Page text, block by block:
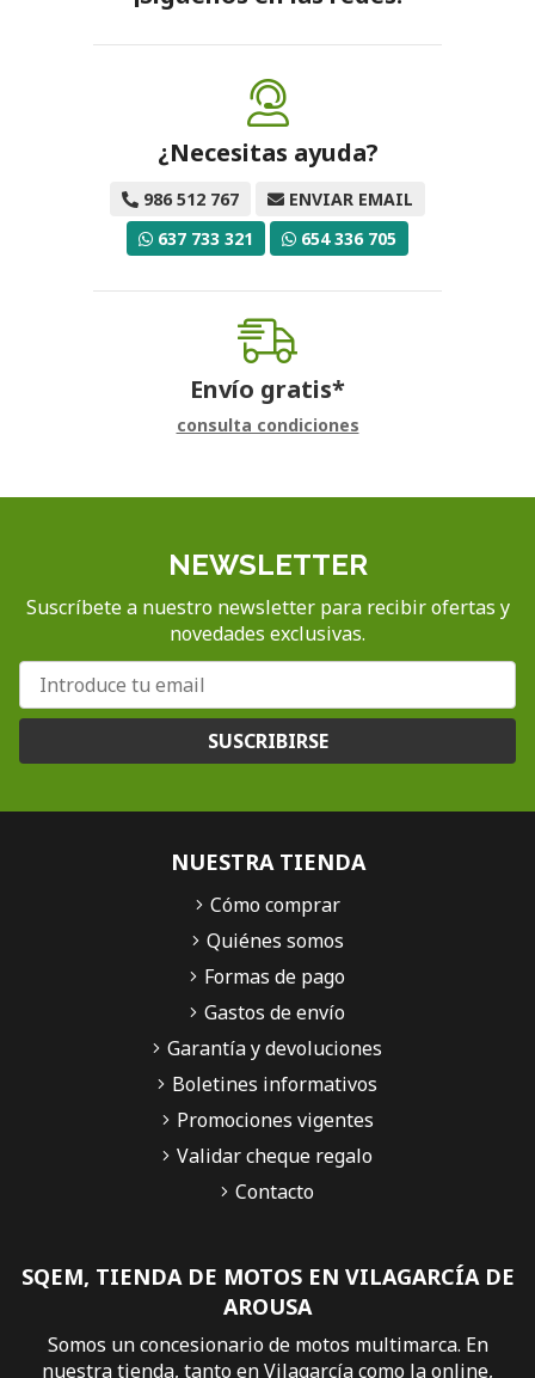
¿Necesitas ayuda?
986 512 767
ENVIAR EMAIL
637 733 321
654 336 705
Envío gratis*
consulta condiciones
NEWSLETTER
Suscríbete a nuestro newsletter para recibir ofertas y
novedades exclusivas.
SUSCRIBIRSE
SQEM, TIENDA DE MOTOS EN VILAGARCÍA DE
AROUSA
Somos un concesionario de motos multimarca. En
nuestra tienda, tanto en Vilagarcía como la online,
NUESTRA TIENDA
Cómo comprar
Quiénes somos
Formas de pago
Gastos de envío
Garantía y devoluciones
Boletines informativos
Promociones vigentes
Validar cheque regalo
Contacto